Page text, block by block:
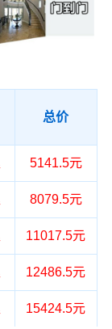
总价
5141.5元
8079.5元
11017.5元
12486.5元
15424.5元